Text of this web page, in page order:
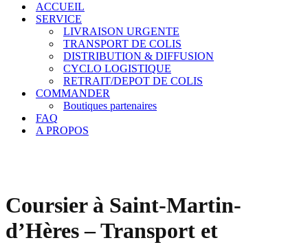
navigationACCUEIL
SERVICE
LIVRAISON URGENTE
TRANSPORT DE COLIS
DISTRIBUTION & DIFFUSION
CYCLO LOGISTIQUE
RETRAIT/DEPOT DE COLIS
COMMANDER
Boutiques partenaires
FAQ
A PROPOS
Coursier à Saint-Martin-
d’Hères – Transport et